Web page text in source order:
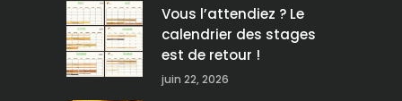
Vous l’attendiez ? Le
calendrier des stages
est de retour !
juin 22, 2026